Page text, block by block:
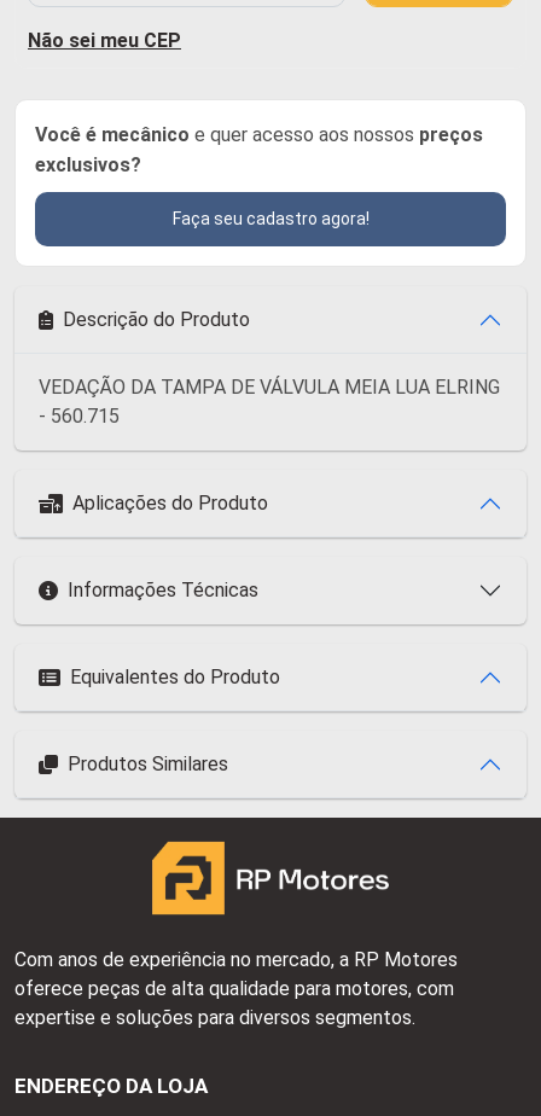
Não sei meu CEP
Você é mecânico e quer acesso aos nossos preços
exclusivos?
Faça seu cadastro agora!
Descrição do Produto
VEDAÇÃO DA TAMPA DE VÁLVULA MEIA LUA ELRING
- 560.715
Aplicações do Produto
Informações Técnicas
Equivalentes do Produto
Produtos Similares
Com anos de experiência no mercado, a RP Motores
oferece peças de alta qualidade para motores, com
expertise e soluções para diversos segmentos.
ENDEREÇO DA LOJA